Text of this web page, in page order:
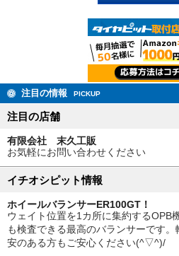
注目の情報 PICKUP
注目の店舗
有限会社 末久工販
お気軽にお問い合わせください
イチオシピット情報
ホイールバランサーER100GT！
ウェイト位置を1カ所に集約するOPB
も検査できる最高のバランサーです
安のある方もご安心ください(^▽^)/